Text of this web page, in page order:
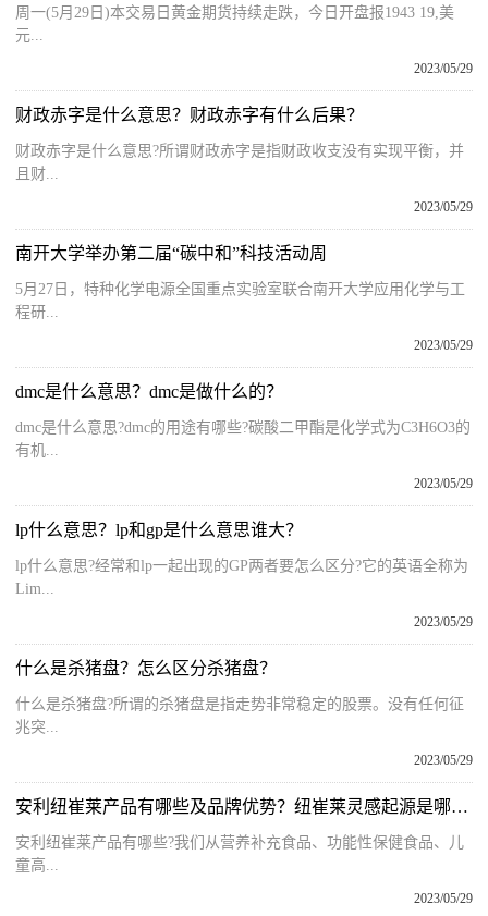
周一(5月29日)本交易日黄金期货持续走跌，今日开盘报1943 19,美
元...
2023/05/29
财政赤字是什么意思？财政赤字有什么后果？
财政赤字是什么意思?所谓财政赤字是指财政收支没有实现平衡，并
且财...
2023/05/29
南开大学举办第二届“碳中和”科技活动周
5月27日，特种化学电源全国重点实验室联合南开大学应用化学与工
程研...
2023/05/29
dmc是什么意思？dmc是做什么的？
dmc是什么意思?dmc的用途有哪些?碳酸二甲酯是化学式为C3H6O3的
有机...
2023/05/29
lp什么意思？lp和gp是什么意思谁大？
lp什么意思?经常和lp一起出现的GP两者要怎么区分?它的英语全称为
Lim...
2023/05/29
什么是杀猪盘？怎么区分杀猪盘？
什么是杀猪盘?所谓的杀猪盘是指走势非常稳定的股票。没有任何征
兆突...
2023/05/29
安利纽崔莱产品有哪些及品牌优势？纽崔莱灵感起源是哪年？
安利纽崔莱产品有哪些?我们从营养补充食品、功能性保健食品、儿
童高...
2023/05/29